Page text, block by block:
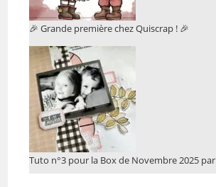
🎉 Grande première chez Quiscrap ! 🎉
Tuto n°3 pour la Box de Novembre 2025